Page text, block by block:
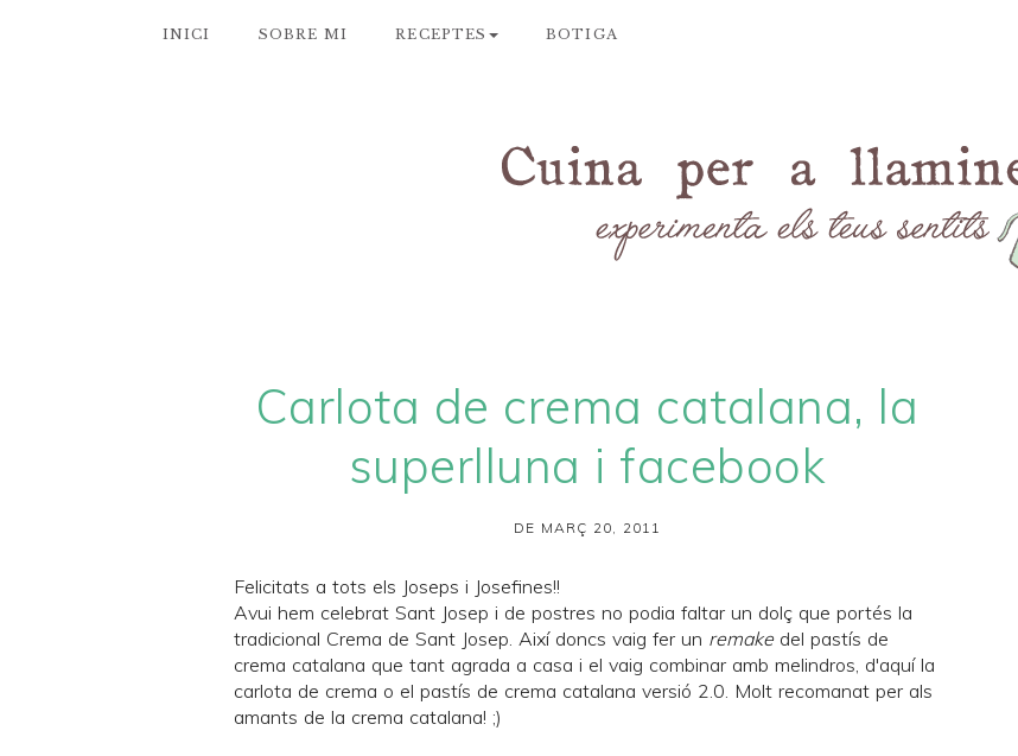
INICI SOBRE MI RECEPTES BOTIGA
Carlota de crema catalana, la
superlluna i facebook
DE MARÇ 20, 2011
Felicitats a tots els Joseps i Josefines!!
Avui hem celebrat Sant Josep i de postres no podia faltar un dolç que portés la
tradicional Crema de Sant Josep. Així doncs vaig fer un remakedel pastís de
crema catalana que tant agrada a casa i el vaig combinar amb melindros, d'aquí la
carlota de crema o el pastís de crema catalana versió 2.0. Molt recomanat per als
amants de la crema catalana! ;)